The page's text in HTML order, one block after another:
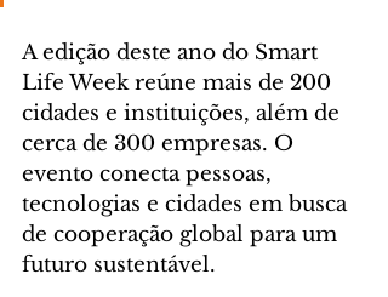
A edição deste ano do Smart
Life Week reúne mais de 200
cidades e instituições, além de
cerca de 300 empresas. O
evento conecta pessoas,
tecnologias e cidades em busca
de cooperação global para um
futuro sustentável.